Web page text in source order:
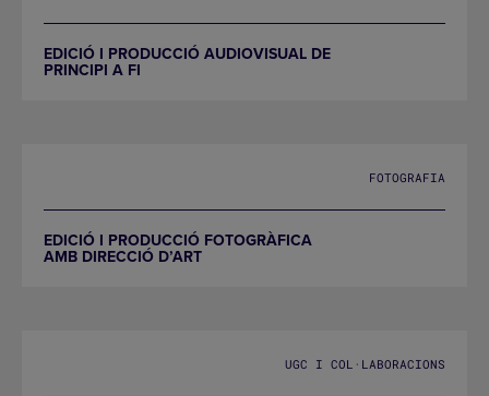
EDICIÓ I PRODUCCIÓ AUDIOVISUAL DE
PRINCIPI A FI
FOTOGRAFIA
EDICIÓ I PRODUCCIÓ FOTOGRÀFICA
AMB DIRECCIÓ D’ART
UGC I COL·LABORACIONS